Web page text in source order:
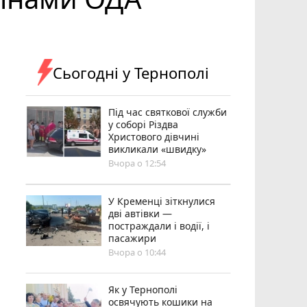
Сьогодні у Тернополі
Під час святкової служби
у соборі Різдва
Христового дівчині
викликали «швидку»
Вчора о 12:54
У Кременці зіткнулися
дві автівки —
постраждали і водії, і
пасажири
Вчора о 10:44
Як у Тернополі
освячують кошики на